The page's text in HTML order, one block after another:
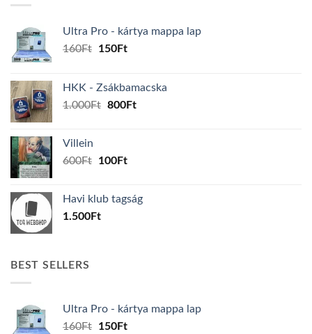
Ultra Pro - kártya mappa lap
160Ft
Original
160Ft.
150FtCurrent
150Ft.
HKK - Zsákbamacska
1.000Ft Original
800FtCurrent
Villein
600Ft
Original
600Ft.
100FtCurrent
100Ft.
Havi klub tagság
1.500Ft
BEST SELLERS
Ultra Pro - kártya mappa lap
160Ft
Original
150FtCurrent